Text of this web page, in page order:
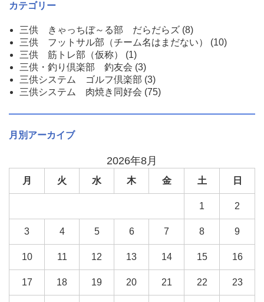
カテゴリー
三供 きゃっちぼ～る部 だらだらズ(8)
三供 フットサル部（チーム名はまだない）
(10)
三供 筋トレ部（仮称）
(1)
三供・釣り倶楽部 釣友会 (3)
三供システム ゴルフ倶楽部 (3)
三供システム 肉焼き同好会 (75)
月別アーカイブ
2026年8月
月 火 水 木 金 土 日
1 2
3 4 5 6 7 8 9
10 11 12 13 14 15 16
17 18 19 20 21 22 23